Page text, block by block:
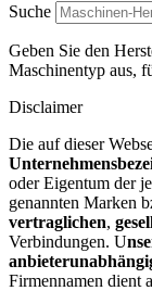
Suche
Geben Sie den
Maschinentyp aus,
Disclaimer
Die auf dieser
oder Eigentum der
genannten Marken
vertraglichen,
Verbindungen. U
Firmennamen dient